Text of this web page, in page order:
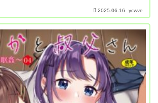
2025.06.16 ycwve